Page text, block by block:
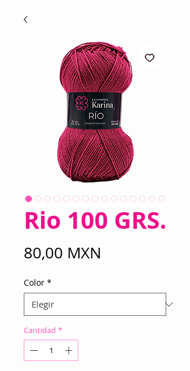
Rio 100 GRS.
80,00 MXN
Color *
Cantidad *